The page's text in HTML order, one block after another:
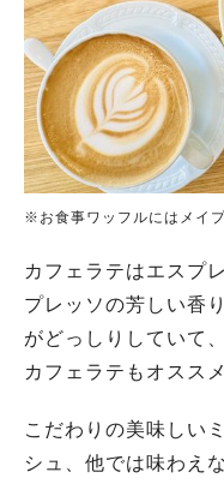
※お食事ワッフルにはメイ
カフェラテはエスプ
プレッソの芳しい香
がどっしりしていて
カフェラテもオスス
こだわりの美味しい
シュ、他では味わえな